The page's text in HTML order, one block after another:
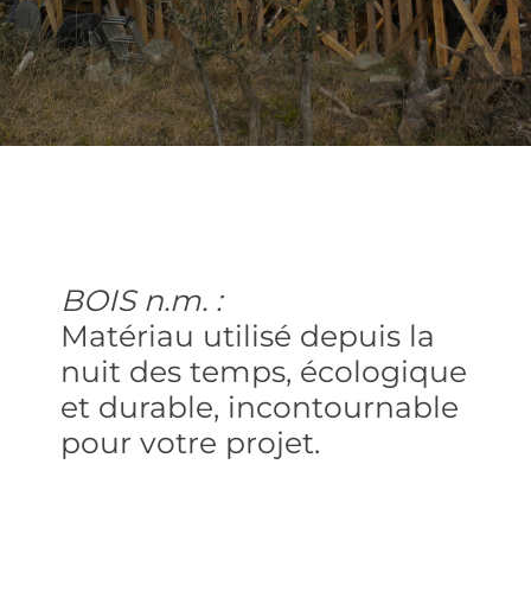
BOIS n.m. :
Matériau utilisé depuis la
nuit des temps, écologique
et durable, incontournable
pour votre projet.